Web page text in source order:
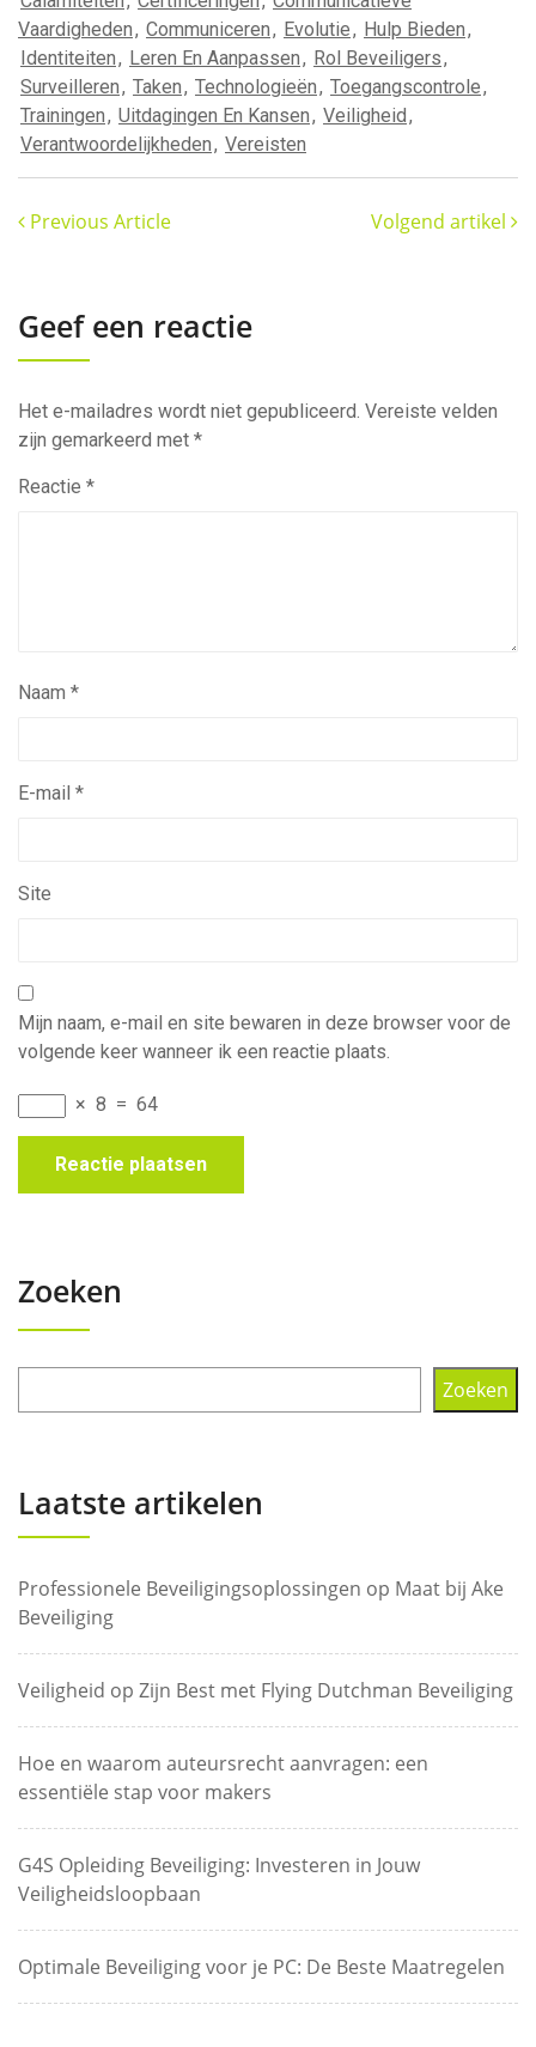
Vaardigheden, Communiceren, Evolutie, Hulp Bieden,
Identiteiten, Leren En Aanpassen, Rol Beveiligers,
Surveilleren, Taken, Technologieën, Toegangscontrole,
Trainingen, Uitdagingen En Kansen, Veiligheid,
Verantwoordelijkheden, Vereisten
Previous Article Volgend artikel
Geef een reactie
Het e-mailadres wordt niet gepubliceerd. Vereiste velden
zijn gemarkeerd met *
Reactie *
Naam *
E-mail *
Site
Mijn naam, e-mail en site bewaren in deze browser voor de
volgende keer wanneer ik een reactie plaats.
× 8 = 64
Zoeken
Zoeken
Laatste artikelen
Professionele Beveiligingsoplossingen op Maat bij Ake
Beveiliging
Veiligheid op Zijn Best met Flying Dutchman Beveiliging
Hoe en waarom auteursrecht aanvragen: een
essentiële stap voor makers
G4S Opleiding Beveiliging: Investeren in Jouw
Veiligheidsloopbaan
Optimale Beveiliging voor je PC: De Beste Maatregelen